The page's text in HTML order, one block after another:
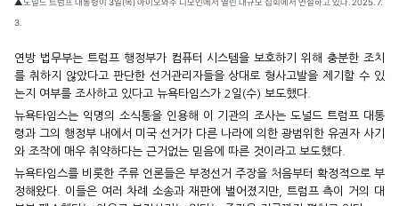
3.
연방 법무부는 트럼프 행정부가 컴퓨터 시스템을 보호하기 위해 충분한 조치
를 취하지 않았다고 판단한 선거관리자들을 상대로 형사고발을 제기할 수 있
는지 여부를 조사하고 있다고 뉴욕타임스가 2일(수) 보도했다.
뉴욕타임스는 익명의 소식통을 인용해 이 기관의 조사는 도널드 트럼프 대통
령과 그의 행정부 내에서 미국 선거가 다른 나라에 의한 광범위한 유권자 사기
와 조작에 매우 취약하다는 근거없는 믿음에 따른 것이라고 보도했다.
뉴욕타임스를 비롯한 주류 언론들은 부정선거 주장을 처음부터 확정적으로 부
정해왔다. 이들은 여러 차례 소송과 재판에 벌어졌지만, 트럼프 측이 거의 대